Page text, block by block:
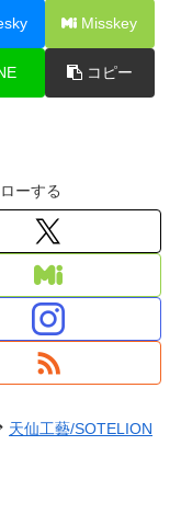
Misskey
コピー
ーする
天仙工藝/SOTELION